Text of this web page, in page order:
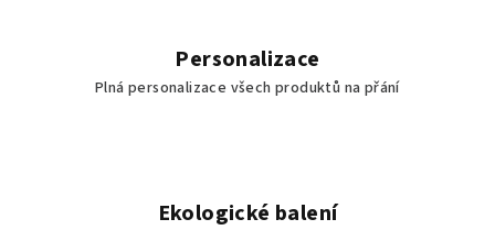
Personalizace
Plná personalizace všech produktů na přání
Ekologické balení